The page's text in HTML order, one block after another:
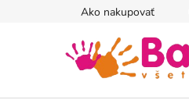
Ako nakupovať